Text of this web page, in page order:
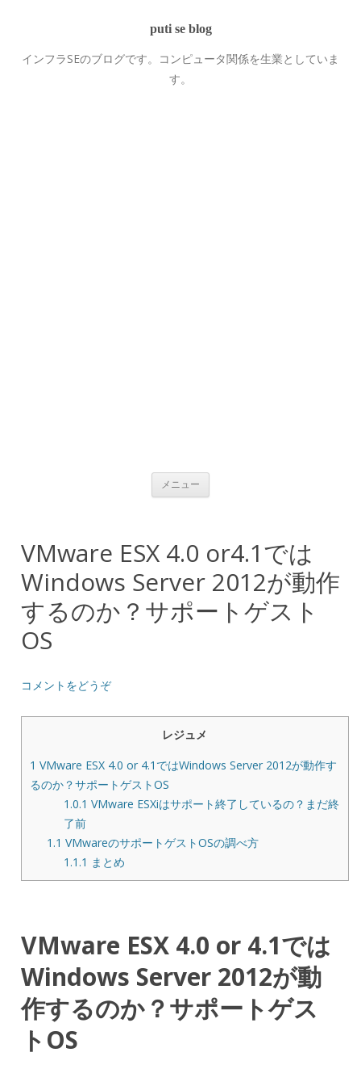
puti se blog
インフラSEのブログです。コンピュータ関係を生業としていま
す。
メニュー コンテンツへ移動
VMware ESX 4.0 or4.1では
Windows Server 2012が動作
するのか？サポートゲスト
OS
コメントをどうぞ
レジュメ
1 VMware ESX 4.0 or 4.1ではWindows Server 2012が動作す
るのか？サポートゲストOS
1.0.1 VMware ESXiはサポート終了しているの？まだ終
了前
1.1 VMwareのサポートゲストOSの調べ方
1.1.1 まとめ
VMware ESX 4.0 or 4.1では
Windows Server 2012が動
作するのか？サポートゲス
トOS